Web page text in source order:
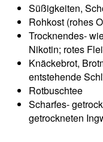
Süßigkeiten,
Rohkost (rohes
Trocknendes-
Nikotin; rotes
Knäckebrot,
entstehende
Rotbuschtee
Scharfes-
getrockneten